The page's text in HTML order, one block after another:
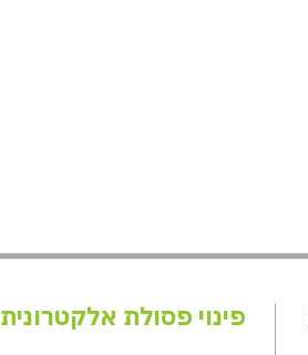
פינוי פסולת אלקטרונית